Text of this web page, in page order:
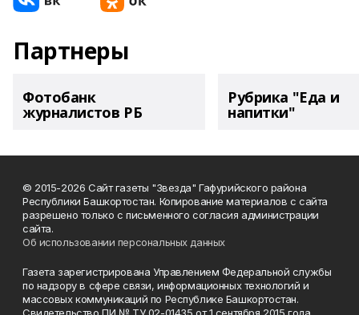
Партнеры
Фотобанк
журналистов РБ
Рубрика "Еда и
напитки"
© 2015-2026 Сайт газеты "Звезда" Гафурийского района
Республики Башкортостан. Копирование материалов с сайта
разрешено только с письменного согласия администрации
сайта.
Об использовании персональных данных
Газета зарегистрирована Управлением Федеральной службы
по надзору в сфере связи, информационных технологий и
массовых коммуникаций по Республике Башкортостан.